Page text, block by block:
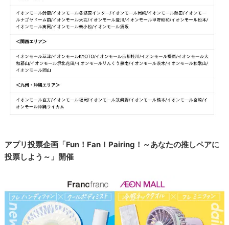
アプリ投票企画「Fun！Fan！Pairing！～あなたの推しペアに
投票しよう～」開催